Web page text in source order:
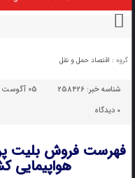
گروه : اقتصاد حمل و نقل
شناسه خبر:258426 05 آگوست 2025 - 23:27
دیدگاه
فهرست فروش بلیت
هواپیمایی